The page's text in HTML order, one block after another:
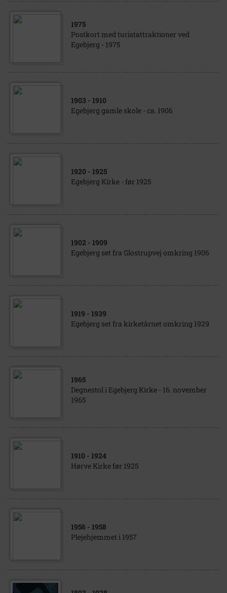
1975
Postkort med turistattraktioner ved
Egebjerg - 1975
1903 - 1910
Egebjerg gamle skole - ca. 1906
1920 - 1925
Egebjerg Kirke - før 1925
1902 - 1909
Egebjerg set fra Glostrupvej omkring 1906
1919 - 1939
Egebjerg set fra kirketårnet omkring 1929
1965
Degnestol i Egebjerg Kirke - 16. november
1965
1910 - 1924
Hørve Kirke før 1925
1956 - 1958
Plejehjemmet i 1957